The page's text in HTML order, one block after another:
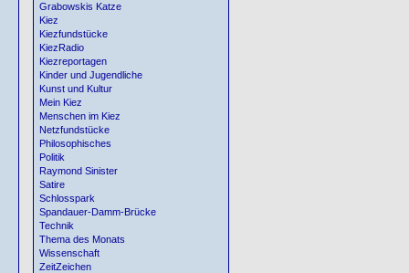
Grabowskis Katze
Kiez
Kiezfundstücke
KiezRadio
Kiezreportagen
Kinder und Jugendliche
Kunst und Kultur
Mein Kiez
Menschen im Kiez
Netzfundstücke
Philosophisches
Politik
Raymond Sinister
Satire
Schlosspark
Spandauer-Damm-Brücke
Technik
Thema des Monats
Wissenschaft
ZeitZeichen